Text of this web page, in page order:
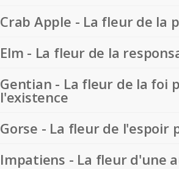
Crab Apple - La fleur de
Elm - La fleur de la
Gentian - La fleur de la foi
l'existence
Gorse - La fleur de
Impatiens - La fleur d'une